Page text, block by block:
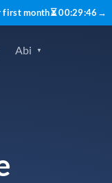
first month⏳00:29:45 →
Abi